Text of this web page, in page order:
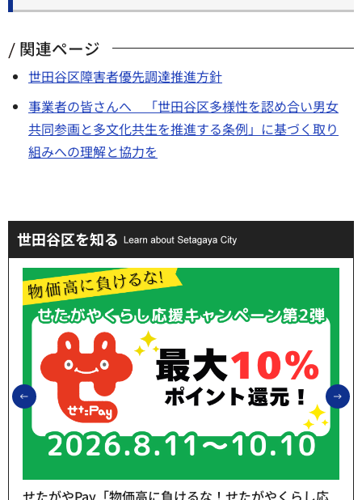
関連ページ
世田谷区障害者優先調達推進方針
事業者の皆さんへ 「世田谷区多様性を認め合い男女
共同参画と多文化共生を推進する条例」に基づく取り
組みへの理解と協力を
世田谷区を知る
前のスライドを表示
せたがやPay「物価高に負けるな！せたがやくらし応